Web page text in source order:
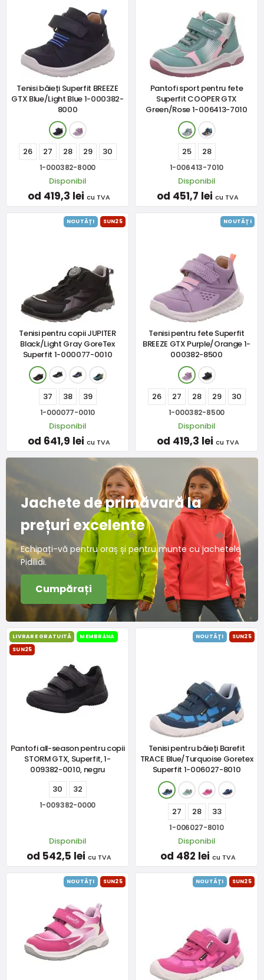
Tenisi băieți Superfit BREEZE
GTX Blue/Light Blue 1-000382-
8000
26 27 28 29 30
1-000382-8000
Disponibil
od 419,3 lei cu TVA
Pantofi sport pentru fete
Superfit COOPER GTX
Green/Rose 1-006413-7010
25 28
1-006413-7010
Disponibil
od 451,7 lei cu TVA
NOUTĂȚI SUN25
Tenisi pentru copii JUPITER
Black/Light Gray GoreTex
Superfit 1-000077-0010
37 38 39
1-000077-0010
Disponibil
od 641,9 lei cu TVA
NOUTĂȚI
Tenisi pentru fete Superfit
BREEZE GTX Purple/Orange 1-
000382-8500
26 27 28 29 30
1-000382-8500
Disponibil
od 419,3 lei cu TVA
Jachete de primăvară la
prețuri excelente
Echipați-vă pentru oraș și pentru munte cu jachetele
Pidilidi.
Cumpărați
LIVRARE GRATUITĂ
MEMBRÁNA
SUN25
Pantofi all-season pentru copii
STORM GTX, Superfit, 1-
009382-0010, negru
30
32
1-009382-0000
Disponibil
od 542,5 lei cu TVA
NOUTĂȚI SUN25
Tenisi pentru băieți Barefit
TRACE Blue/Turquoise Goretex
Superfit 1-006027-8010
27 28 33
1-006027-8010
Disponibil
od 482 lei cu TVA
NOUTĂȚI SUN25 NOUTĂȚI SUN25